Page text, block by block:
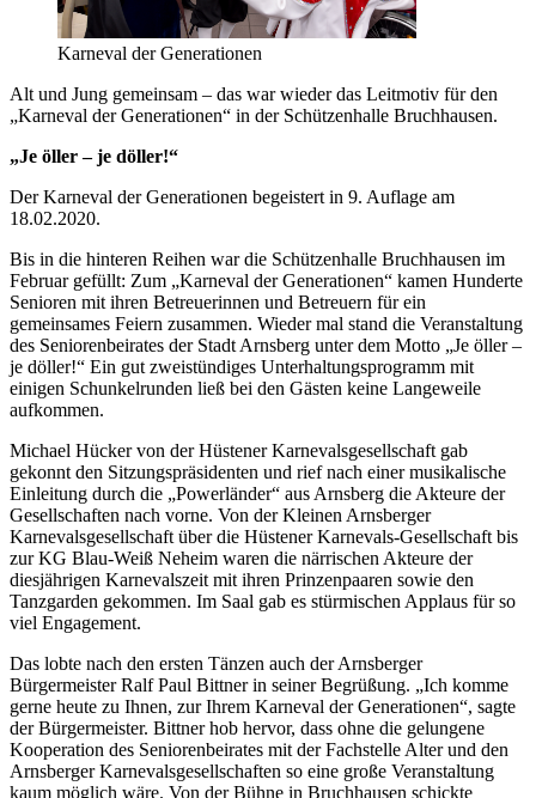
Karneval der Generationen
Alt und Jung gemeinsam – das war wieder das Leitmotiv für den
„Karneval der Generationen“ in der Schützenhalle Bruchhausen.
„Je öller – je döller!“
Der Karneval der Generationen begeistert in 9. Auflage am
18.02.2020.
Bis in die hinteren Reihen war die Schützenhalle Bruchhausen im
Februar gefüllt: Zum „Karneval der Generationen“ kamen Hunderte
Senioren mit ihren Betreuerinnen und Betreuern für ein
gemeinsames Feiern zusammen. Wieder mal stand die Veranstaltung
des Seniorenbeirates der Stadt Arnsberg unter dem Motto „Je öller –
je döller!“ Ein gut zweistündiges Unterhaltungsprogramm mit
einigen Schunkelrunden ließ bei den Gästen keine Langeweile
aufkommen.
Michael Hücker von der Hüstener Karnevalsgesellschaft gab
gekonnt den Sitzungspräsidenten und rief nach einer musikalische
Einleitung durch die „Powerländer“ aus Arnsberg die Akteure der
Gesellschaften nach vorne. Von der Kleinen Arnsberger
Karnevalsgesellschaft über die Hüstener Karnevals-Gesellschaft bis
zur KG Blau-Weiß Neheim waren die närrischen Akteure der
diesjährigen Karnevalszeit mit ihren Prinzenpaaren sowie den
Tanzgarden gekommen. Im Saal gab es stürmischen Applaus für so
viel Engagement.
Das lobte nach den ersten Tänzen auch der Arnsberger
Bürgermeister Ralf Paul Bittner in seiner Begrüßung. „Ich komme
gerne heute zu Ihnen, zur Ihrem Karneval der Generationen“, sagte
der Bürgermeister. Bittner hob hervor, dass ohne die gelungene
Kooperation des Seniorenbeirates mit der Fachstelle Alter und den
Arnsberger Karnevalsgesellschaften so eine große Veranstaltung
kaum möglich wäre. Von der Bühne in Bruchhausen schickte